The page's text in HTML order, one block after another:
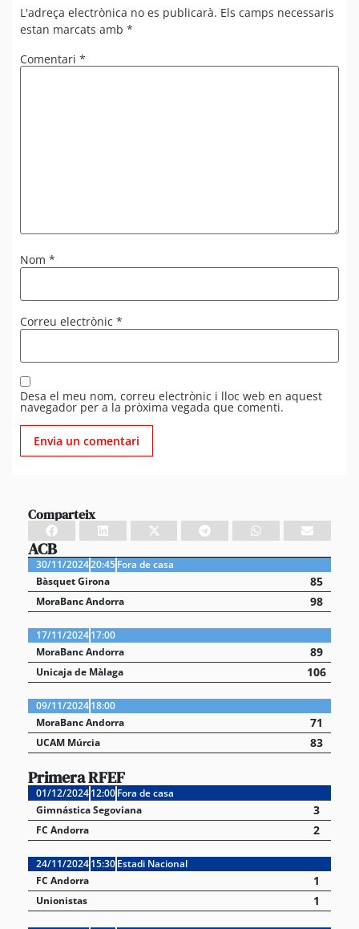
L'adreça electrònica no es publicarà. Els camps necessaris
estan marcats amb *
Comentari *
Nom *
Correu electrònic *
Desa el meu nom, correu electrònic i lloc web en aquest
navegador per a la pròxima vegada que comenti.
Comparteix
ACB
30/11/202420:45Fora de casa
Bàsquet Girona
85
MoraBanc Andorra 98
17/11/202417:00
MoraBanc Andorra
89
Unicaja de Màlaga 106
09/11/202418:00
MoraBanc Andorra
71
UCAM Múrcia 83
Primera RFEF
01/12/202412:00Fora de casa
Gimnástica Segoviana
3
FC Andorra 2
24/11/202415:30Estadi Nacional
FC Andorra
1
Unionistas 1